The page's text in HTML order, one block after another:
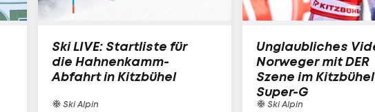
Ski LIVE: Startliste für
die Hahnenkamm-
Abfahrt in Kitzbühel
Ski Alpin
Unglaubliches
Norweger mit DER
Szene im
Super-G
Ski Alpin